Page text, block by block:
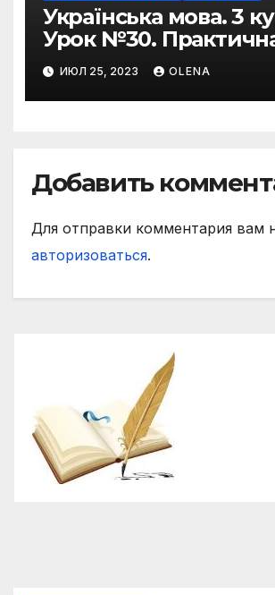
Українська мова. 3
Урок №30.
риторика.
жанри.
ИЮЛ 25, 2023 OLENA
Добавить
Для отправки комментария вам
авторизоваться.